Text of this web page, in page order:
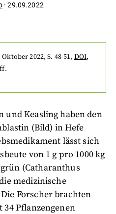
·29.09.2022
Oktober 2022, S. 48-51, DOI,
und Keasling haben den
(Bild) in Hefe
lässt sich
von 1 g pro 1000 kg
(Catharanthus
medizinische
Forscher brachten
34 Pflanzengenen